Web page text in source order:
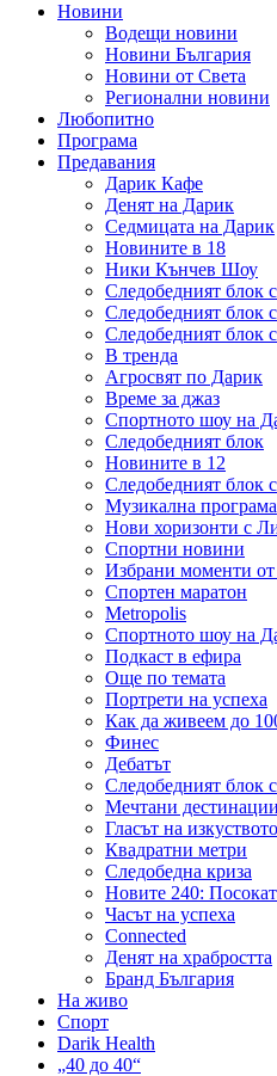
Новини
Водещи новини
Новини България
Новини от Света
Регионални новини
Любопитно
Програма
Предавания
Дарик Кафе
Денят на Дарик
Седмицата на Дарик
Новините в 18
Ники Кънчев Шоу
Следобедният блок
Следобедният блок
Следобедният блок
В тренда
Агросвят по Дарик
Време за джаз
Спортното шоу на
Следобедният блок
Новините в 12
Следобедният блок
Музикална програма
Нови хоризонти с
Спортни новини
Избрани моменти
Спортен маратон
Metropolis
Спортното шоу на
Подкаст в ефира
Още по темата
Портрети на успеха
Как да живеем до
Финес
Дебатът
Следобедният блок
Мечтани дестинации
Гласът на изкуството
Квадратни метри
Следобедна криза
Новите 240:
Часът на успеха
Connected
Денят на храбростта
Бранд България
На живо
Спорт
Darik Health
„40 до 40“